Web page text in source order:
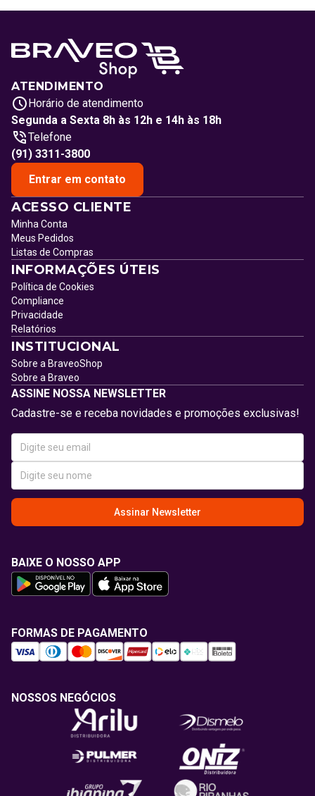
ATENDIMENTO
Horário de atendimento
Segunda a Sexta 8h às 12h e 14h às 18h
Telefone
(91) 3311-3800
Entrar em contato
ACESSO CLIENTE
Minha Conta
Meus Pedidos
Listas de Compras
INFORMAÇÕES ÚTEIS
Política de Cookies
Compliance
Privacidade
Relatórios
INSTITUCIONAL
Sobre a BraveoShop
Sobre a Braveo
ASSINE NOSSA NEWSLETTER
Cadastre-se e receba novidades e promoções exclusivas!
Assinar Newsletter
BAIXE O NOSSO APP
FORMAS DE PAGAMENTO
NOSSOS NEGÓCIOS